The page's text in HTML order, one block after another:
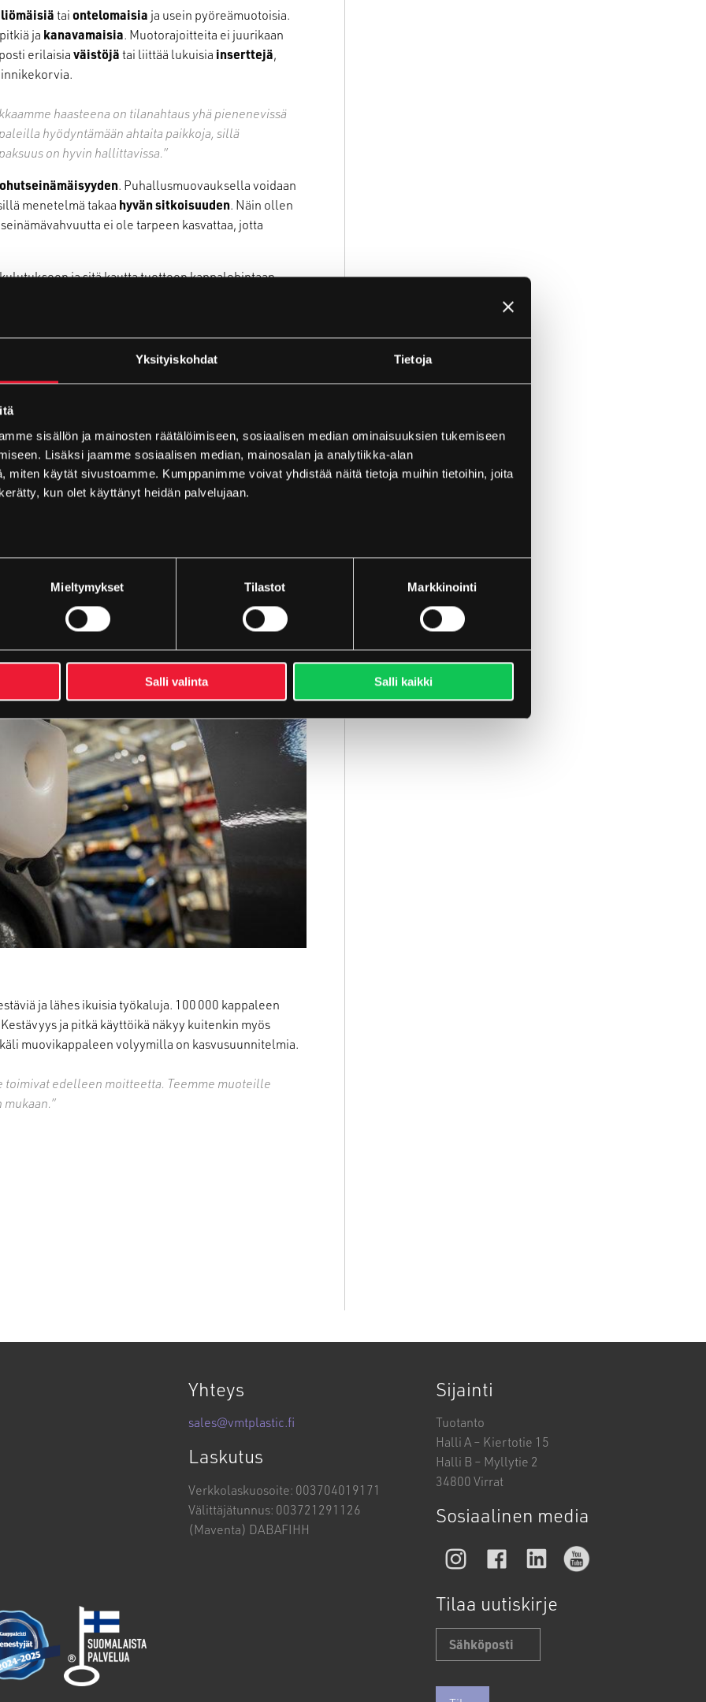
Yksityiskohdat Tietoja
sisällön ja mainosten räätälöimiseen, sosiaalisen median ominaisuuksien tukemiseen
Lisäksi jaamme sosiaalisen median, mainosalan ja analytiikka-alan
miten käytät sivustoamme. Kumppanimme voivat yhdistää näitä tietoja muihin tietoihin, joita
kun olet käyttänyt heidän palvelujaan.
Mieltymykset Tilastot Markkinointi
Salli valinta Salli kaikki
taiontelomaisia ja usein pyöreämuotoisia.
ja kanavamaisia. Muotorajoitteita ei juurikaan
erilaisiaväistöjätai liittää lukuisia inserttejä,
haasteena on tilanahtaus yhä pienenevissä
hyödyntämään ahtaita paikkoja, sillä
on hyvin hallittavissa.”
. Puhallusmuovauksella voidaan
menetelmä takaa hyvänsitkoisuuden. Näin ollen
ei ole tarpeen kasvattaa, jotta
ja sitä kautta tuotteen kappalehintaan.
koska puhallusmuovausprosessissa
sijaitsevat eri päissä kappaletta, heitto saadaan
puhallusmuovausmenetelmällä. Kotelomainen
rakennetta kevyempi.
ja lähes ikuisia työkaluja. 100 000 kappaleen
ja pitkä käyttöikä näkyy kuitenkin myös
muovikappaleen volyymilla on kasvusuunnitelmia.
toimivat edelleen moitteetta. Teemme muoteille
Yhteys
sales@vmtplastic.fi
Laskutus
Verkkolaskuosoite: 003704019171
Välittäjätunnus: 003721291126
(Maventa) DABAFIHH
Sijainti
Tuotanto
Halli A – Kiertotie 15
Halli B – Myllytie 2
34800 Virrat
Sosiaalinen media
Tilaa uutiskirje